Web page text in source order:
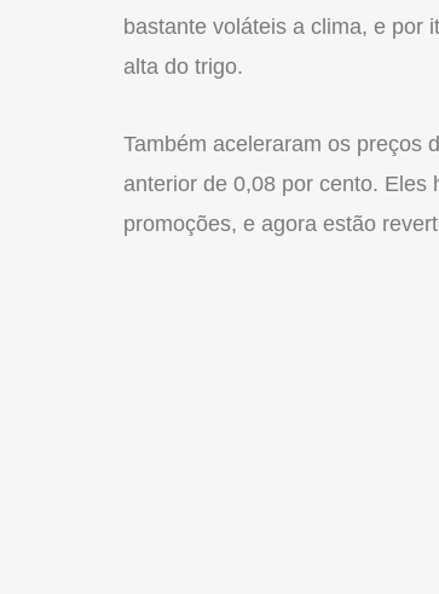
bastante voláteis a clima, e por
alta do trigo.
Também aceleraram os preços
anterior de 0,08 por cento.
promoções, e agora estão